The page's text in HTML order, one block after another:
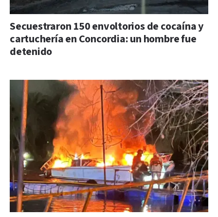
Secuestraron 150 envoltorios de cocaína y
cartuchería en Concordia: un hombre fue
detenido